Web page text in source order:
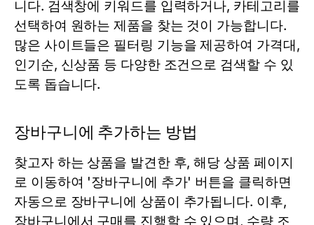
니다. 검색창에 키워드를 입력하거나, 카테고리를
선택하여 원하는 제품을 찾는 것이 가능합니다.
많은 사이트들은 필터링 기능을 제공하여 가격대,
인기순, 신상품 등 다양한 조건으로 검색할 수 있
도록 돕습니다.
장바구니에 추가하는 방법
찾고자 하는 상품을 발견한 후, 해당 상품 페이지
로 이동하여 '장바구니에 추가' 버튼을 클릭하면
자동으로 장바구니에 상품이 추가됩니다. 이후,
장바구니에서 구매를 진행할 수 있으며, 수량 조